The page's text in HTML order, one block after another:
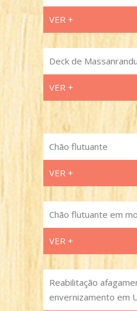
VER +
Deck de
VER +
Chão flutuante
VER +
Chão flutuante em
VER +
Reabilitação
envernizamento em